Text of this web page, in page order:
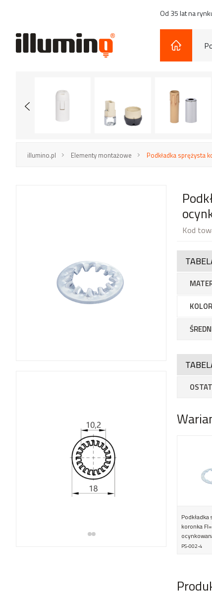
Od 35 lat na
illumino.pl Elementy montażowe Podkładka sprężysta
Kod
Podkładka
koronka
PS-002-4